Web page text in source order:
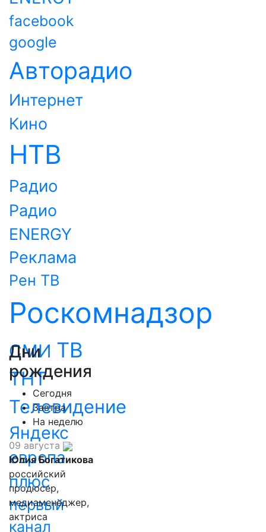
facebook
google
Авторадио
Интернет
Кино
НТВ
Радио
Радио
ENERGY
Реклама
Рен ТВ
Роскомнадзор
СМИ ТВ
ТНТ
Телевидение
Яндекс
европа
плюс
первый
канал
Дни
рождения
Сегодня
Завтра
На неделю
09 августа
Юлия Богатикова
российский
продюсер,
медиаменеджер,
актриса